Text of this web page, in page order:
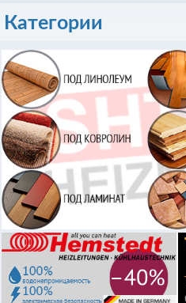
Категории